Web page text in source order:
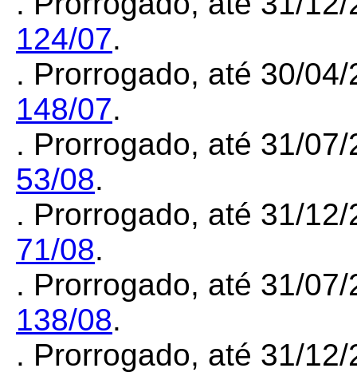
124/07.
. Prorrogado, até 30/
148/07.
. Prorrogado, até 31/
53/08.
. Prorrogado, até 31/
71/08.
. Prorrogado, até 31/
138/08.
. Prorrogado, até 31/